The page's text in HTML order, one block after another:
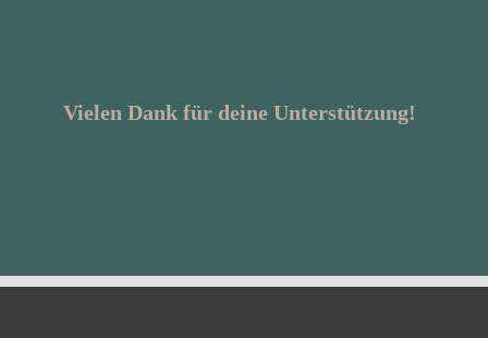
Vielen Dank für deine Unterstützung!